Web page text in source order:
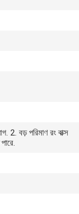
2. বড় পরিমাণ রং বাক্স